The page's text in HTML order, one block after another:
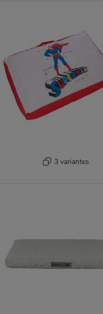
3 variantes